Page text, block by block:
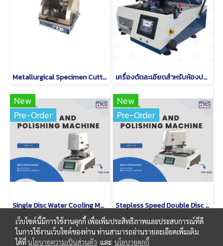
Metallurgical Specimen Cutting Machine Model SQ SERIES เครื่องตัดละเอียดสำหรับห้องปฏิบัติการ รุ่น QG-PCB30
New
Pre-Order
Single Disc Water Cooling Metallographic Grinding And Polishing Machine
New
Pre-Order
Stepless Speed Double Disc 250mm Automatic Grinding And Polishing Machine
เว็บไซต์นี้มีการใช้งานคุกกี้ เพื่อเพิ่มประสิทธิภาพและประสบการณ์ที่ดี
ในการใช้งานเว็บไซต์ของท่าน ท่านสามารถอ่านรายละเอียดเพิ่มเติม
ได้ที่นโยบายความเป็นส่วนตัว และ นโยบายคุกกี้